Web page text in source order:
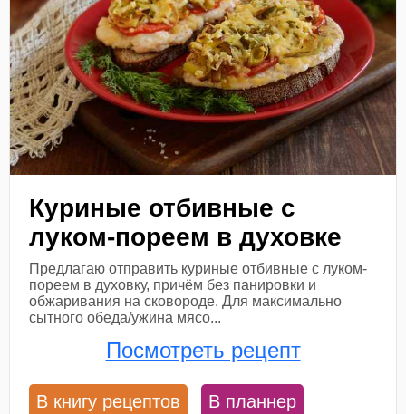
Куриные отбивные с
луком-пореем в духовке
Предлагаю отправить куриные отбивные с луком-
пореем в духовку, причём без панировки и
обжаривания на сковороде. Для максимально
сытного обеда/ужина мясо...
Посмотреть рецепт
В книгу рецептов В планнер